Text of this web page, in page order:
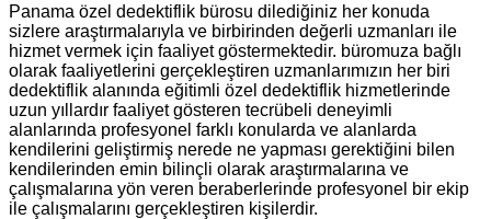
Panama özel dedektiflik bürosu dilediğiniz her konuda
sizlere araştırmalarıyla ve birbirinden değerli uzmanları ile
hizmet vermek için faaliyet göstermektedir. büromuza bağlı
olarak faaliyetlerini gerçekleştiren uzmanlarımızın her biri
dedektiflik alanında eğitimli özel dedektiflik hizmetlerinde
uzun yıllardır faaliyet gösteren tecrübeli deneyimli
alanlarında profesyonel farklı konularda ve alanlarda
kendilerini geliştirmiş nerede ne yapması gerektiğini bilen
kendilerinden emin bilinçli olarak araştırmalarına ve
çalışmalarına yön veren beraberlerinde profesyonel bir ekip
ile çalışmalarını gerçekleştiren kişilerdir.